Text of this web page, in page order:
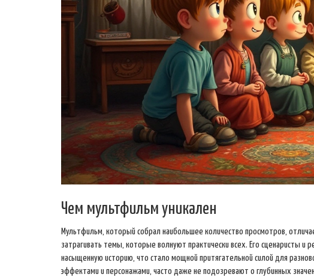
Чем мультфильм уникален
Мультфильм, который собрал наибольшее количество просмотров,
затрагивать темы, которые волнуют практически всех. Его сценаристы
насыщенную историю, что стало мощной притягательной силой для
эффектами и персонажами, часто даже не подозревают о глубинных